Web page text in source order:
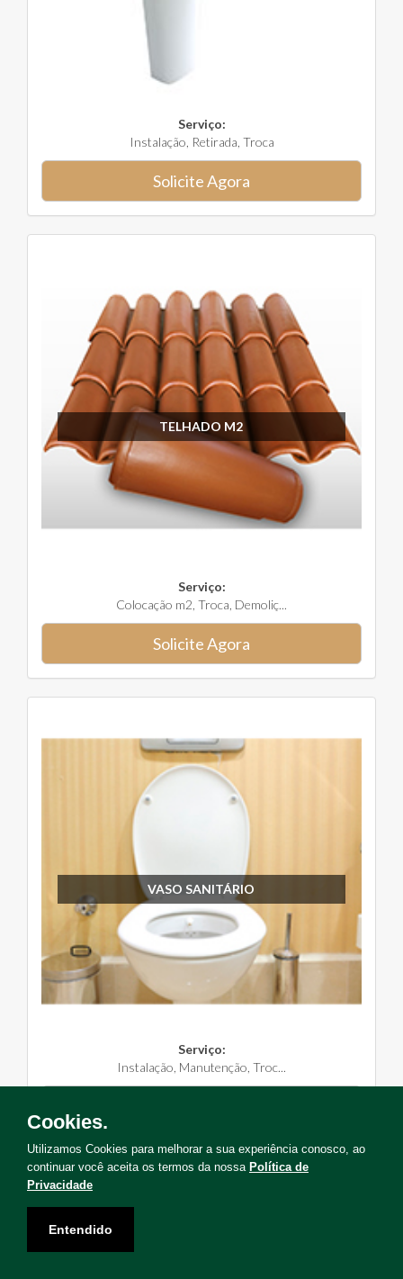
Serviço:
Instalação, Retirada, Troca
Solicite Agora
TELHADO M2
Serviço:
Colocação m2, Troca, Demoliç...
Solicite Agora
VASO SANITÁRIO
Serviço:
Instalação, Manutenção, Troc...
Solicite uma visita para levantamento de serviços!
Cookies.
Utilizamos Cookies para melhorar a sua experiência conosco, ao
continuar você aceita os termos da nossa Política de
Privacidade
Entendido